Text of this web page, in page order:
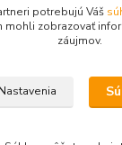
Upravit sběr
potrebujú Váš
mohli zobrazovať
záujmov.
Nastavenia